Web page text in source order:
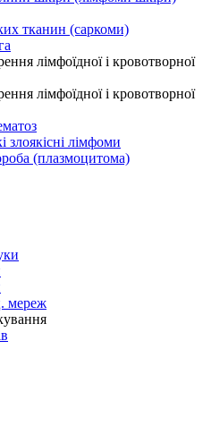
тканин (саркоми)
лімфоїдної і кровотворної
лімфоїдної і кровотворної
злоякісні лімфоми
(плазмоцитома)
мереж